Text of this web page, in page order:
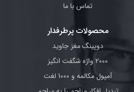
تماس با ما
محصولات پرطرفدار
دوپینگ مغز جاوید
2000 واژه شگفت انگیز
آمپول مکالمه و 1000 لغت